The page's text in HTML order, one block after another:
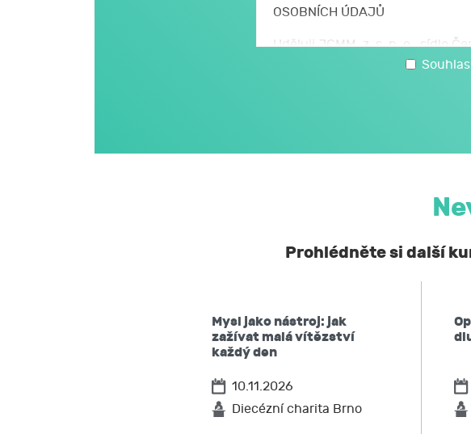
OSOBNÍCH ÚDAJŮ
Uděluji JCMM, z. s. p. o., sídlo
se zpracováním svých
a údajů, které JCMM poskytnu
S mými osobními a citlivými
nařízení EU o ochraně
JCMM moje osobní a citlivé
s výjimkou kontrolních a
neurčitou.
požadovat po JCMM
popřípadě požadovat
požadovat po JCMM výmaz
Prohlédněte si další
Mysl jako nástroj: jak
zažívat malá vítězství
každý den
10.11.2026
Diecézní charita Brno